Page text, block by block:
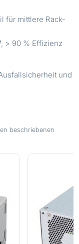
für mittlere Rack-
, > 90 % Effizienz
und
beschriebenen